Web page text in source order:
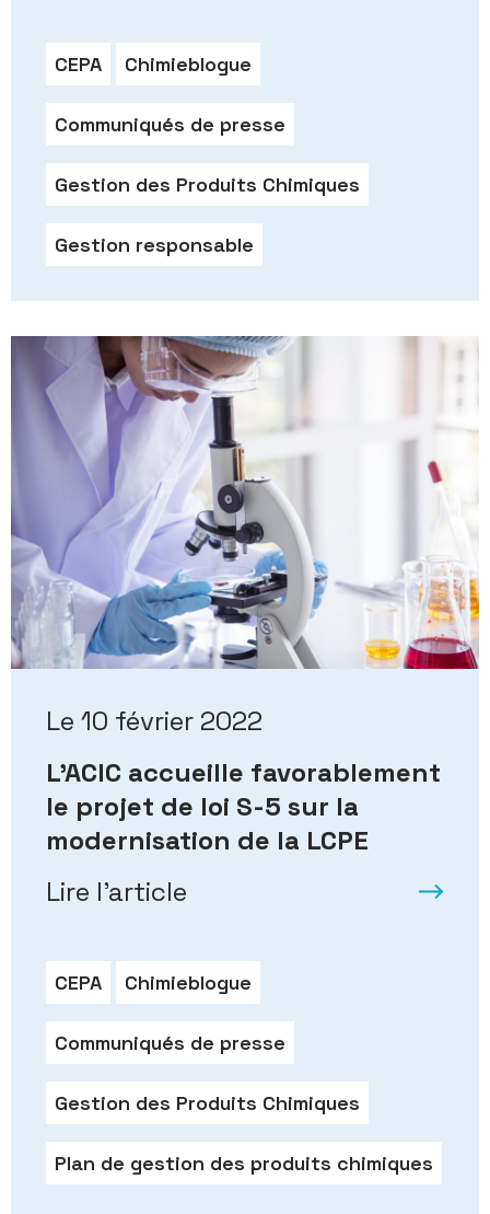
CEPA Chimieblogue
Communiqués de presse
Gestion des Produits Chimiques
Gestion responsable
Le 10 février 2022
L’ACIC accueille favorablement
le projet de loi S-5 sur la
modernisation de la LCPE
Lire l’article
CEPA Chimieblogue
Communiqués de presse
Gestion des Produits Chimiques
Plan de gestion des produits chimiques